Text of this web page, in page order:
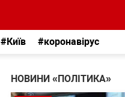
#Київ #коронавірус
НОВИНИ «ПОЛІТИКА»